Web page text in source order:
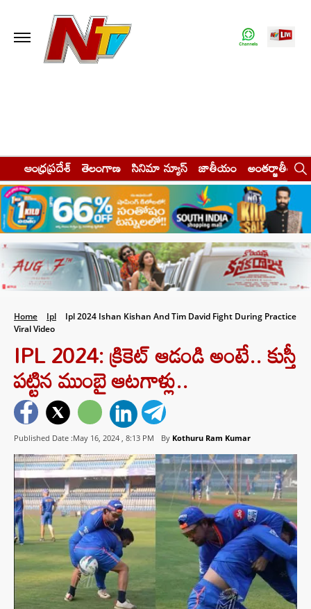
ఆంధ్రప్రదేశ్ తెలంగాణ సినిమా న్యూస్ జాతీయం అంతర్జాతీయం
Home Ipl
Ipl 2024 Ishan Kishan And Tim David Fight During Practice
Viral Video
IPL 2024: క్రికెట్ ఆడండి అంటే.. కుస్తీ
పట్టిన ముంబై ఆటగాళ్లు..
Published Date :May 16, 2024 , 8:13 PM By Kothuru Ram Kumar